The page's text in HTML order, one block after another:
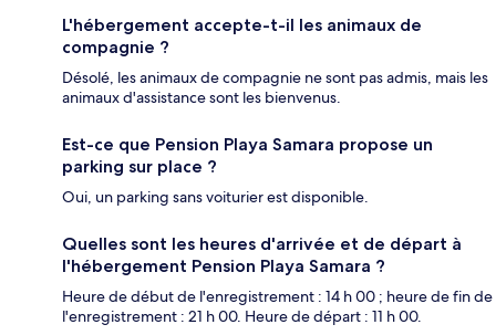
L'hébergement accepte-t-il les animaux de
compagnie ?
Désolé, les animaux de compagnie ne sont pas admis, mais les
animaux d'assistance sont les bienvenus.
Est-ce que Pension Playa Samara propose un
parking sur place ?
Oui, un parking sans voiturier est disponible.
Quelles sont les heures d'arrivée et de départ à
l'hébergement Pension Playa Samara ?
Heure de début de l'enregistrement : 14 h 00 ; heure de fin de
l'enregistrement : 21 h 00. Heure de départ : 11 h 00.